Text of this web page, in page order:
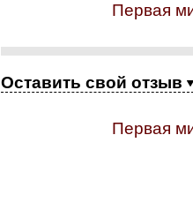
Первая
Оставить свой отзыв
Первая